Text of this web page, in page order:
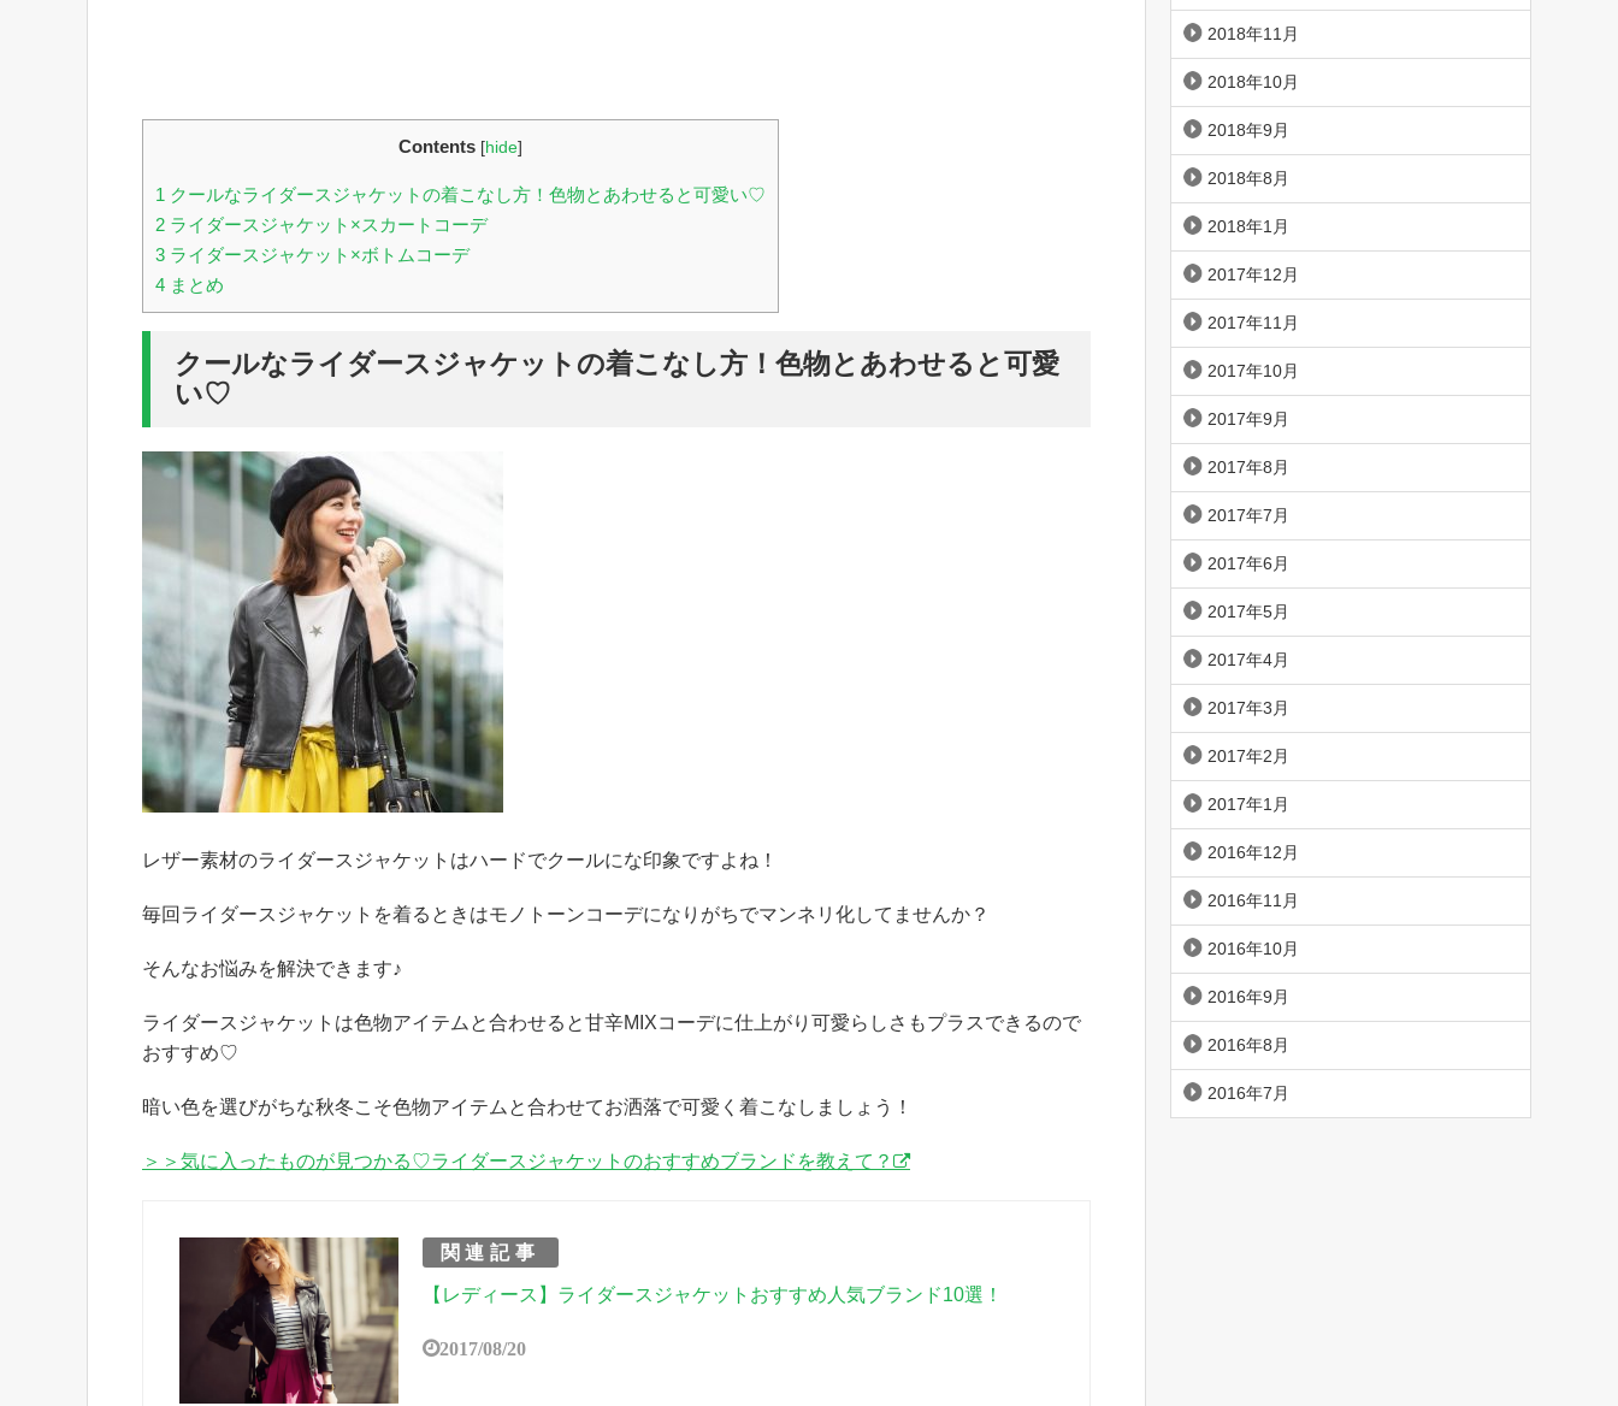
Contents [hide]
1 クールなライダースジャケットの着こなし方！色物とあわせると可愛い♡
2 ライダースジャケット×スカートコーデ
3 ライダースジャケット×ボトムコーデ
4 まとめ
クールなライダースジャケットの着こなし方！色物とあわせると可愛
い♡
レザー素材のライダースジャケットはハードでクールにな印象ですよね！
毎回ライダースジャケットを着るときはモノトーンコーデになりがちでマンネリ化してませんか？
そんなお悩みを解決できます♪
ライダースジャケットは色物アイテムと合わせると甘辛MIXコーデに仕上がり可愛らしさもプラスできるので
おすすめ♡
暗い色を選びがちな秋冬こそ色物アイテムと合わせてお洒落で可愛く着こなしましょう！
＞＞気に入ったものが見つかる♡ライダースジャケットのおすすめブランドを教えて？
関連記事
【レディース】ライダースジャケットおすすめ人気ブランド10選！
2017/08/20
2018年11月
2018年10月
2018年9月
2018年8月
2018年1月
2017年12月
2017年11月
2017年10月
2017年9月
2017年8月
2017年7月
2017年6月
2017年5月
2017年4月
2017年3月
2017年2月
2017年1月
2016年12月
2016年11月
2016年10月
2016年9月
2016年8月
2016年7月